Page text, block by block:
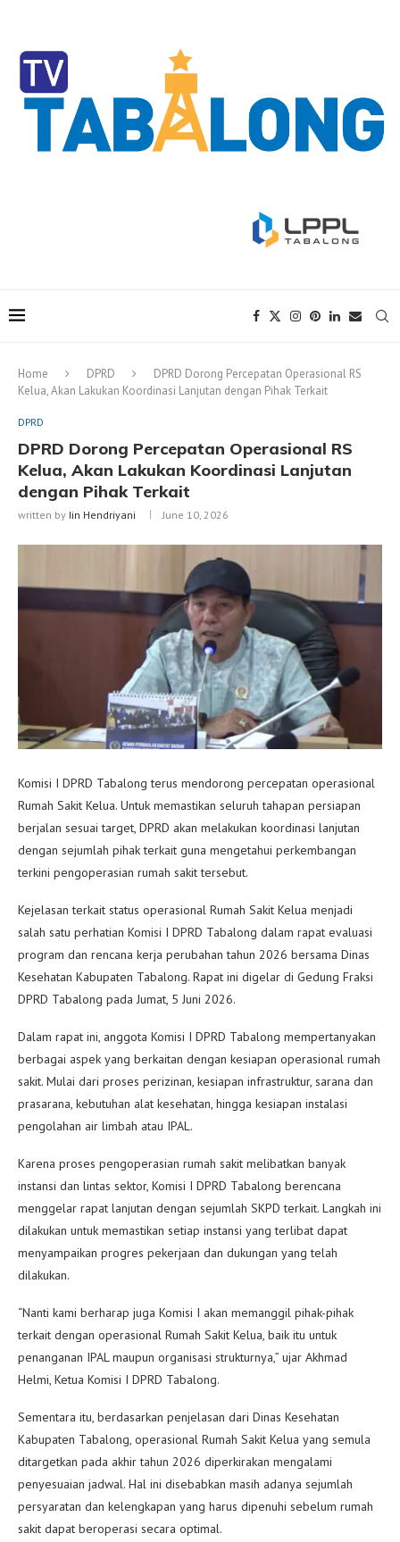
Home DPRD
DPRD Dorong Percepatan Operasional RS
Kelua, Akan Lakukan Koordinasi Lanjutan dengan Pihak Terkait
DPRD
DPRD Dorong Percepatan Operasional RS
Kelua, Akan Lakukan Koordinasi Lanjutan
dengan Pihak Terkait
written by Iin Hendriyani June 10, 2026
Komisi I DPRD Tabalong terus mendorong percepatan operasional
Rumah Sakit Kelua. Untuk memastikan seluruh tahapan persiapan
berjalan sesuai target, DPRD akan melakukan koordinasi lanjutan
dengan sejumlah pihak terkait guna mengetahui perkembangan
terkini pengoperasian rumah sakit tersebut.
Kejelasan terkait status operasional Rumah Sakit Kelua menjadi
salah satu perhatian Komisi I DPRD Tabalong dalam rapat evaluasi
program dan rencana kerja perubahan tahun 2026 bersama Dinas
Kesehatan Kabupaten Tabalong. Rapat ini digelar di Gedung Fraksi
DPRD Tabalong pada Jumat, 5 Juni 2026.
Dalam rapat ini, anggota Komisi I DPRD Tabalong mempertanyakan
berbagai aspek yang berkaitan dengan kesiapan operasional rumah
sakit. Mulai dari proses perizinan, kesiapan infrastruktur, sarana dan
prasarana, kebutuhan alat kesehatan, hingga kesiapan instalasi
pengolahan air limbah atau IPAL.
Karena proses pengoperasian rumah sakit melibatkan banyak
instansi dan lintas sektor, Komisi I DPRD Tabalong berencana
menggelar rapat lanjutan dengan sejumlah SKPD terkait. Langkah ini
dilakukan untuk memastikan setiap instansi yang terlibat dapat
menyampaikan progres pekerjaan dan dukungan yang telah
dilakukan.
“Nanti kami berharap juga Komisi I akan memanggil pihak-pihak
terkait dengan operasional Rumah Sakit Kelua, baik itu untuk
penanganan IPAL maupun organisasi strukturnya,” ujar Akhmad
Helmi, Ketua Komisi I DPRD Tabalong.
Sementara itu, berdasarkan penjelasan dari Dinas Kesehatan
Kabupaten Tabalong, operasional Rumah Sakit Kelua yang semula
ditargetkan pada akhir tahun 2026 diperkirakan mengalami
penyesuaian jadwal. Hal ini disebabkan masih adanya sejumlah
persyaratan dan kelengkapan yang harus dipenuhi sebelum rumah
sakit dapat beroperasi secara optimal.